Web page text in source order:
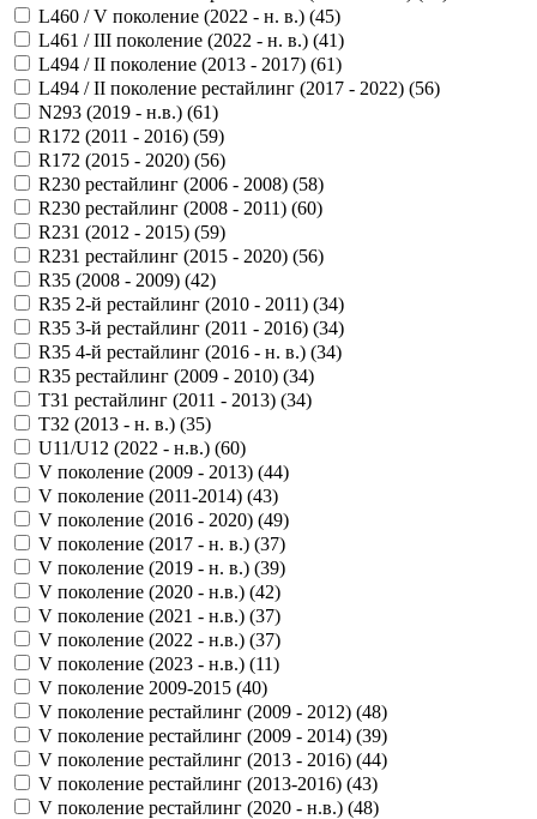
L460 / V поколение (2022 - н. в.) (45)
L461 / III поколение (2022 - н. в.) (41)
L494 / II поколение (2013 - 2017) (61)
L494 / II поколение рестайлинг (2017 - 2022) (56)
N293 (2019 - н.в.) (61)
R172 (2011 - 2016) (59)
R172 (2015 - 2020) (56)
R230 рестайлинг (2006 - 2008) (58)
R230 рестайлинг (2008 - 2011) (60)
R231 (2012 - 2015) (59)
R231 рестайлинг (2015 - 2020) (56)
R35 (2008 - 2009) (42)
R35 2-й рестайлинг (2010 - 2011) (34)
R35 3-й рестайлинг (2011 - 2016) (34)
R35 4-й рестайлинг (2016 - н. в.) (34)
R35 рестайлинг (2009 - 2010) (34)
T31 рестайлинг (2011 - 2013) (34)
T32 (2013 - н. в.) (35)
U11/U12 (2022 - н.в.) (60)
V поколение (2009 - 2013) (44)
V поколение (2011-2014) (43)
V поколение (2016 - 2020) (49)
V поколение (2017 - н. в.) (37)
V поколение (2019 - н. в.) (39)
V поколение (2020 - н.в.) (42)
V поколение (2021 - н.в.) (37)
V поколение (2022 - н.в.) (37)
V поколение (2023 - н.в.) (11)
V поколение 2009-2015 (40)
V поколение рестайлинг (2009 - 2012) (48)
V поколение рестайлинг (2009 - 2014) (39)
V поколение рестайлинг (2013 - 2016) (44)
V поколение рестайлинг (2013-2016) (43)
V поколение рестайлинг (2020 - н.в.) (48)